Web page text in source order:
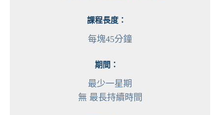
課程長度：
每塊45分鐘
期間：
最少一星期
無 最長持續時間